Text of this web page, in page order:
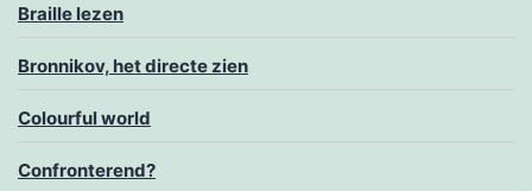
Braille lezen
Bronnikov, het directe zien
Colourful world
Confronterend?